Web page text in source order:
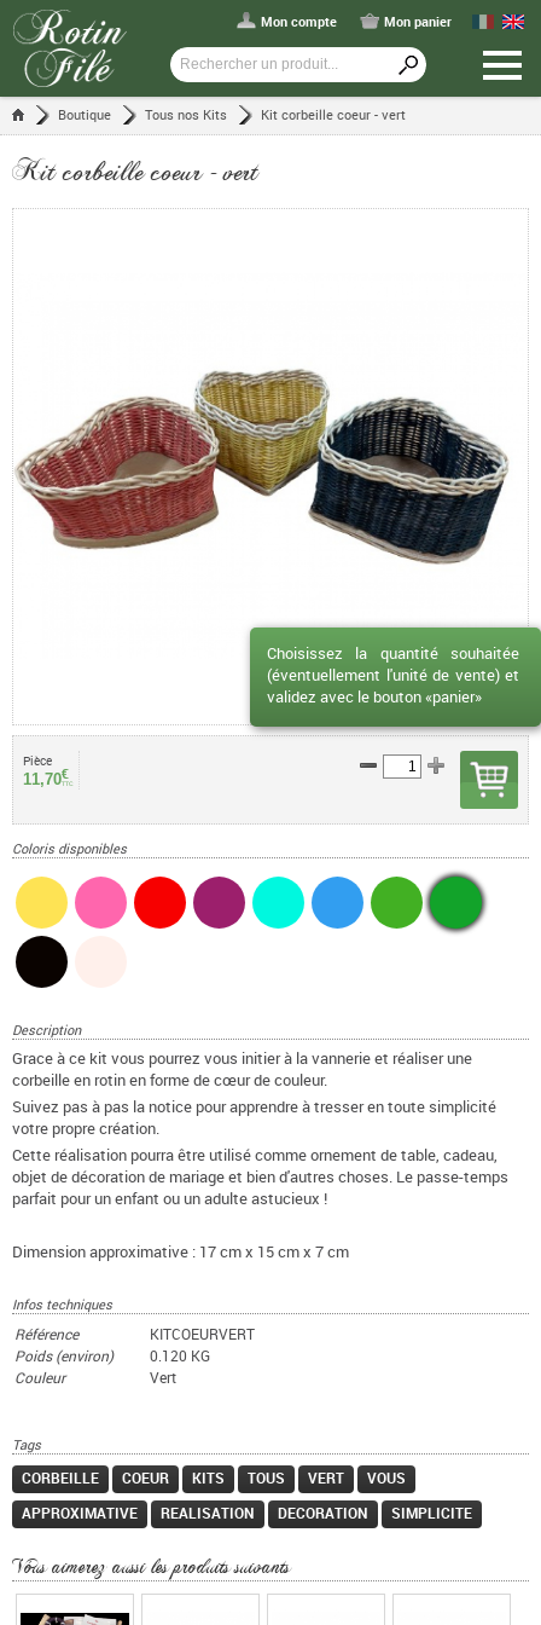
Mon compte Mon panier
Boutique Tous nos Kits Kit corbeille coeur - vert
Kit corbeille coeur - vert
Pièce
11,70€
TTC
Coloris disponibles
Description
Grace à ce kit vous pourrez vous initier à la vannerie et réaliser une
corbeille en rotin en forme de cœur de couleur.
Suivez pas à pas la notice pour apprendre à tresser en toute simplicité
votre propre création.
Cette réalisation pourra être utilisé comme ornement de table, cadeau,
objet de décoration de mariage et bien d'autres choses. Le passe-temps
parfait pour un enfant ou un adulte astucieux !
Dimension approximative : 17 cm x 15 cm x 7 cm
Infos techniques
Référence
KITCOEURVERT
Poids (environ)
0.120 KG
Couleur
Vert
Tags
CORBEILLE COEUR KITS TOUS VERT
VOUS
APPROXIMATIVE
REALISATION DECORATION SIMPLICITE
Vous aimerez aussi les produits suivants
Choisissez la quantité souhaitée
(éventuellement l'unité de vente) et
validez avec le bouton «panier»